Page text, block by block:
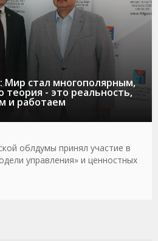
стал многополярным,
теория - это реальность,
и работаем
облдумы принял участие в
управления» и ценностных